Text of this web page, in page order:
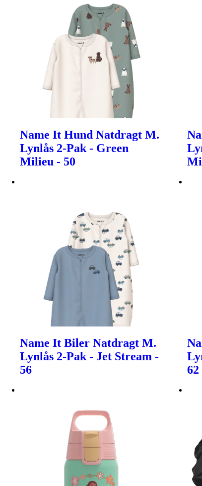
Name It Hund Natdragt M.
Lynlås 2-Pak - Green
Milieu - 50
Name It Biler Natdragt M.
Lynlås 2-Pak - Jet Stream -
56
62